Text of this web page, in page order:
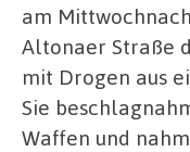
am
Altonaer Straße
mit Drogen aus
Sie
Waffen und